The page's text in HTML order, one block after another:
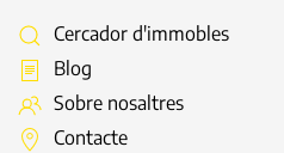
Cercador d'immobles
Blog
Sobre nosaltres
Contacte